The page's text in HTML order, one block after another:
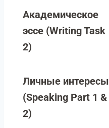
Академическое
эссе (Writing Task
2)
Личные интересы
(Speaking Part 1 &
2)